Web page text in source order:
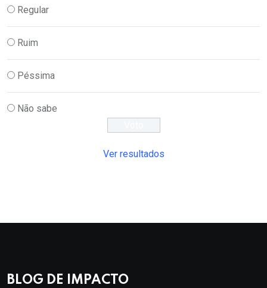
Regular
Ruim
Péssima
Não sabe
Ver resultados
BLOG DE IMPACTO